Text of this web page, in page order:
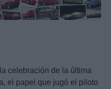
celebración de la última
el papel que jugó el piloto